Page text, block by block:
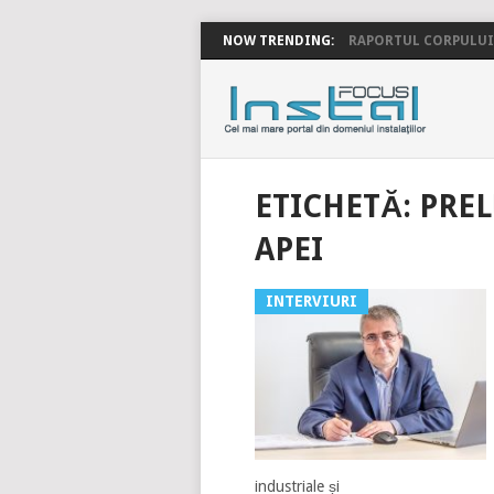
NOW TRENDING: RAPORTUL
ETICHETĂ:
APEI
INTERVIURI
industriale și